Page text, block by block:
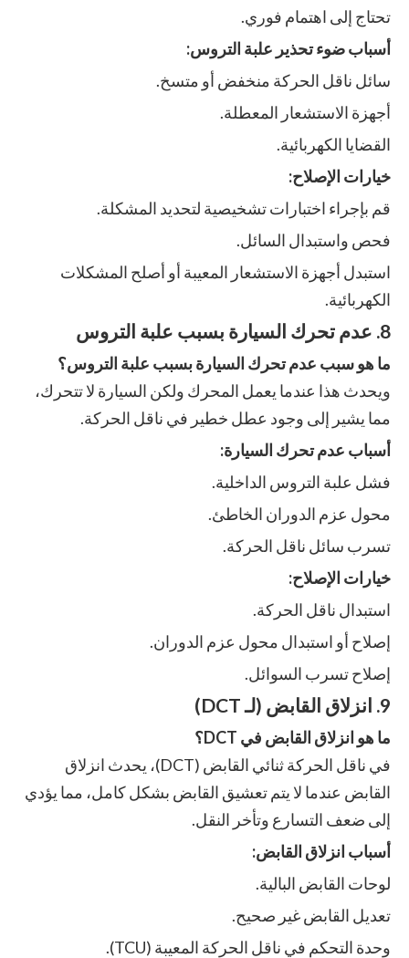
تحتاج إلى اهتمام فوري.
أسباب ضوء تحذير علبة التروس:
سائل ناقل الحركة منخفض أو متسخ.
أجهزة الاستشعار المعطلة.
القضايا الكهربائية.
خيارات الإصلاح:
قم بإجراء اختبارات تشخيصية لتحديد المشكلة.
فحص واستبدال السائل.
استبدل أجهزة الاستشعار المعيبة أو أصلح المشكلات
الكهربائية.
8. عدم تحرك السيارة بسبب علبة التروس
ما هو سبب عدم تحرك السيارة بسبب علبة التروس؟
ويحدث هذا عندما يعمل المحرك ولكن السيارة لا تتحرك،
مما يشير إلى وجود عطل خطير في ناقل الحركة.
أسباب عدم تحرك السيارة:
فشل علبة التروس الداخلية.
محول عزم الدوران الخاطئ.
تسرب سائل ناقل الحركة.
خيارات الإصلاح:
استبدال ناقل الحركة.
إصلاح أو استبدال محول عزم الدوران.
إصلاح تسرب السوائل.
9. انزلاق القابض (لـ DCT)
ما هو انزلاق القابض في DCT؟
في ناقل الحركة ثنائي القابض (DCT)، يحدث انزلاق
القابض عندما لا يتم تعشيق القابض بشكل كامل، مما يؤدي
إلى ضعف التسارع وتأخر النقل.
أسباب انزلاق القابض:
لوحات القابض البالية.
تعديل القابض غير صحيح.
وحدة التحكم في ناقل الحركة المعيبة (TCU).